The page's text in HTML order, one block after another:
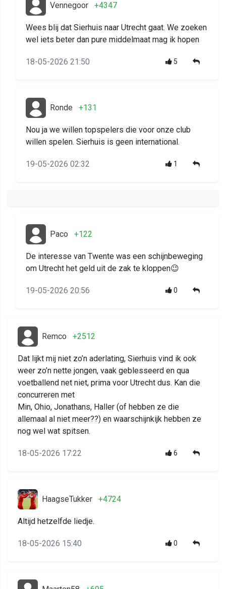
Vennegoor +4347
Wees blij dat Sierhuis naar Utrecht gaat. We zoeken
wel iets beter dan pure middelmaat mag ik hopen
18-05-2026 21:50 5
Ronde +131
Nou ja we willen topspelers die voor onze club
willen spelen. Sierhuis is geen international.
19-05-2026 02:32 1
Paco +122
De interesse van Twente was een schijnbeweging
om Utrecht het geld uit de zak te kloppen😉
19-05-2026 20:56 0
Remco +2512
Dat lijkt mij niet zo’n aderlating, Sierhuis vind ik ook
weer zo’n nette jongen, vaak geblesseerd en qua
voetballend net niet, prima voor Utrecht dus. Kan die
concurreren met
Min, Ohio, Jonathans, Haller (of hebben ze die
allemaal al niet meer??) en waarschijnkijk hebben ze
nog wel wat spitsen.
18-05-2026 17:22 6
HaagseTukker +4724
Altijd hetzelfde liedje.
18-05-2026 15:40 0